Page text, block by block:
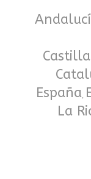
España,
La